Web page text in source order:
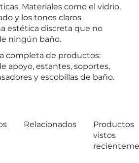
Materiales como el vidrio,
y los tonos claros
estética discreta que no
ningún baño.
completa de productos:
apoyo, estantes, soportes,
y escobillas de baño.
Relacionados
Productos
vistos